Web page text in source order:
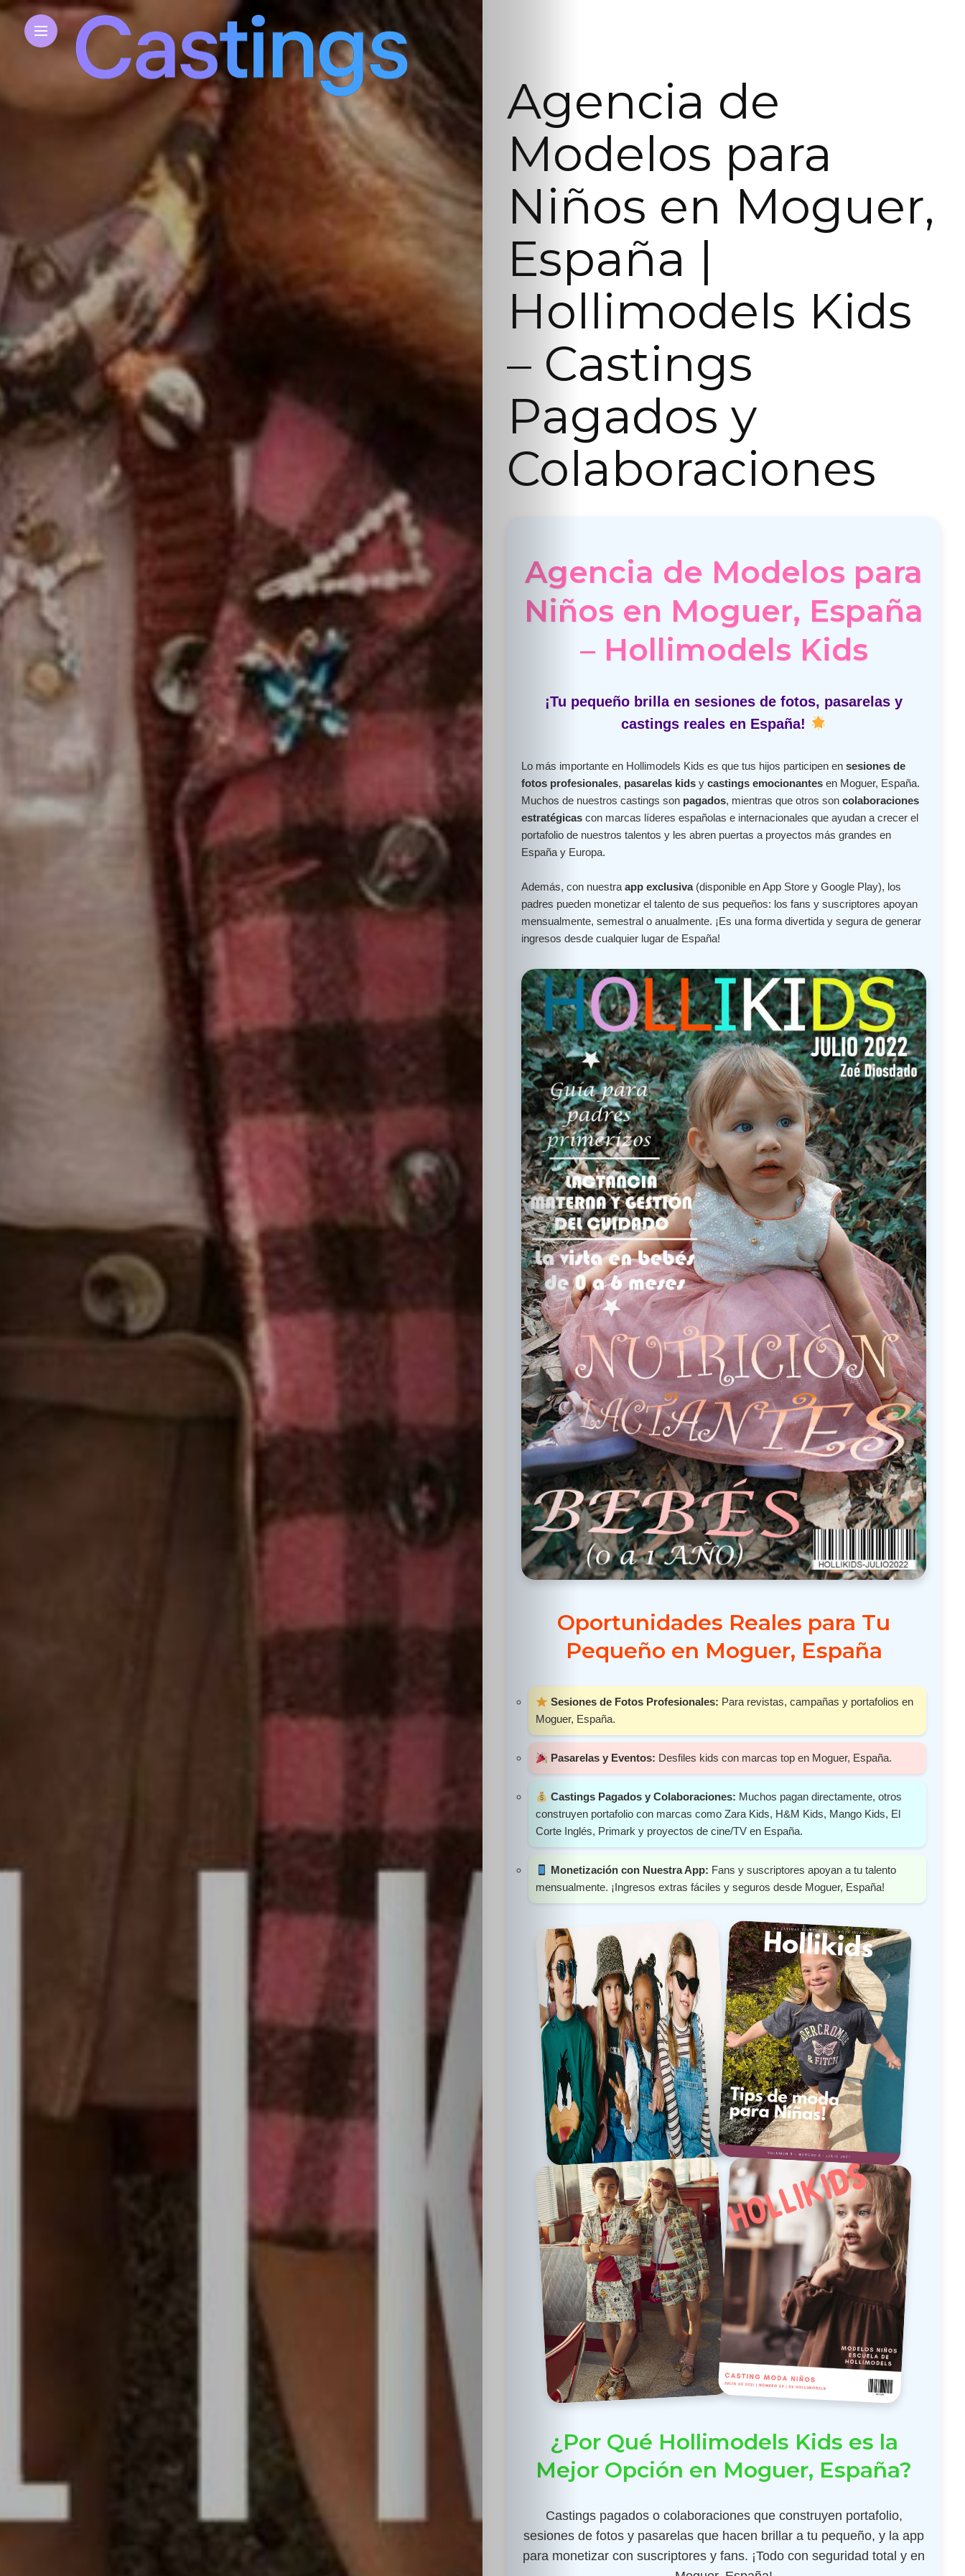
Inicio
Casting
Bershka
Casting
SHEIN
Sabritas
HolliKids
Contacto
Agencia de
Modelos para
Niños en Moguer,
España |
Hollimodels Kids
– Castings
Pagados y
Colaboraciones
Agencia de Modelos para
Niños en Moguer, España
– Hollimodels Kids
¡Tu pequeño brilla en sesiones de fotos, pasarelas y
castings reales en España!
Lo más importante en Hollimodels Kids es que tus hijos participen en sesiones de
fotos profesionales, pasarelas kidsy castings emocionantesen Moguer, España.
Muchos de nuestros castings son pagados, mientras que otros son colaboraciones
estratégicascon marcas líderes españolas e internacionales que ayudan a crecer el
portafolio de nuestros talentos y les abren puertas a proyectos más grandes en
España y Europa.
Además, con nuestra app exclusiva(disponible en App Store y Google Play), los
padres pueden monetizar el talento de sus pequeños: los fans y suscriptores apoyan
mensualmente, semestral o anualmente. ¡Es una forma divertida y segura de generar
ingresos desde cualquier lugar de España!
Oportunidades Reales para Tu
Pequeño en Moguer, España
Sesiones de Fotos Profesionales: Para revistas, campañas y portafolios en
Moguer, España.
Pasarelas y Eventos: Desfiles kids con marcas top en Moguer, España.
Castings Pagados y Colaboraciones: Muchos pagan directamente, otros
construyen portafolio con marcas como Zara Kids, H&M Kids, Mango Kids, El
Corte Inglés, Primark y proyectos de cine/TV en España.
Monetización con Nuestra App: Fans y suscriptores apoyan a tu talento
mensualmente. ¡Ingresos extras fáciles y seguros desde Moguer, España!
¿Por Qué Hollimodels Kids es la
Mejor Opción en Moguer, España?
Castings pagados o colaboraciones que construyen portafolio,
sesiones de fotos y pasarelas que hacen brillar a tu pequeño, y la app
para monetizar con suscriptores y fans. ¡Todo con seguridad total y en